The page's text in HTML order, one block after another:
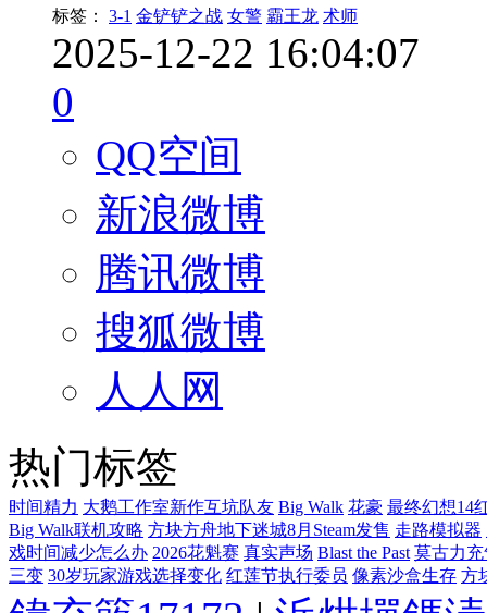
标签： 3-1 金铲铲之战 女警 霸王龙 术师
2025-12-22 16:04:07
0
QQ空间
新浪微博
腾讯微博
搜狐微博
人人网
热门标签
时间精力 大鹅工作室新作互坑队友 Big Walk 花豪 最终幻想14
Big Walk联机攻略 方块方舟地下迷城8月Steam发售 走路模拟器
戏时间减少怎么办 2026花魁赛 真实声场 Blast the Past 莫古力
三变 30岁玩家游戏选择变化 红莲节执行委员 像素沙盒生存 方